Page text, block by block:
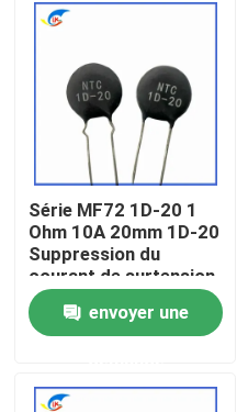
À la maison
Série MF72 1D-20 1
Ohm 10A 20mm 1D-20
Suppression du
courant de surtension
NTC Thermistor
adapté à l'alimentation
électrique à haute
envoyer une